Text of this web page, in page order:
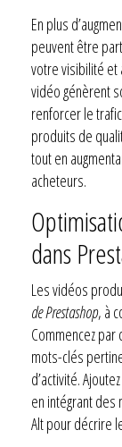
En plus
peuvent être
votre visibilité et
vidéo génèrent
renforcer le
produits de
tout en
acheteurs.
dans
Les vidéos
de Prestashop, à
Commencez
mots-clés
d’activité.
en intégrant
Alt pour décrire